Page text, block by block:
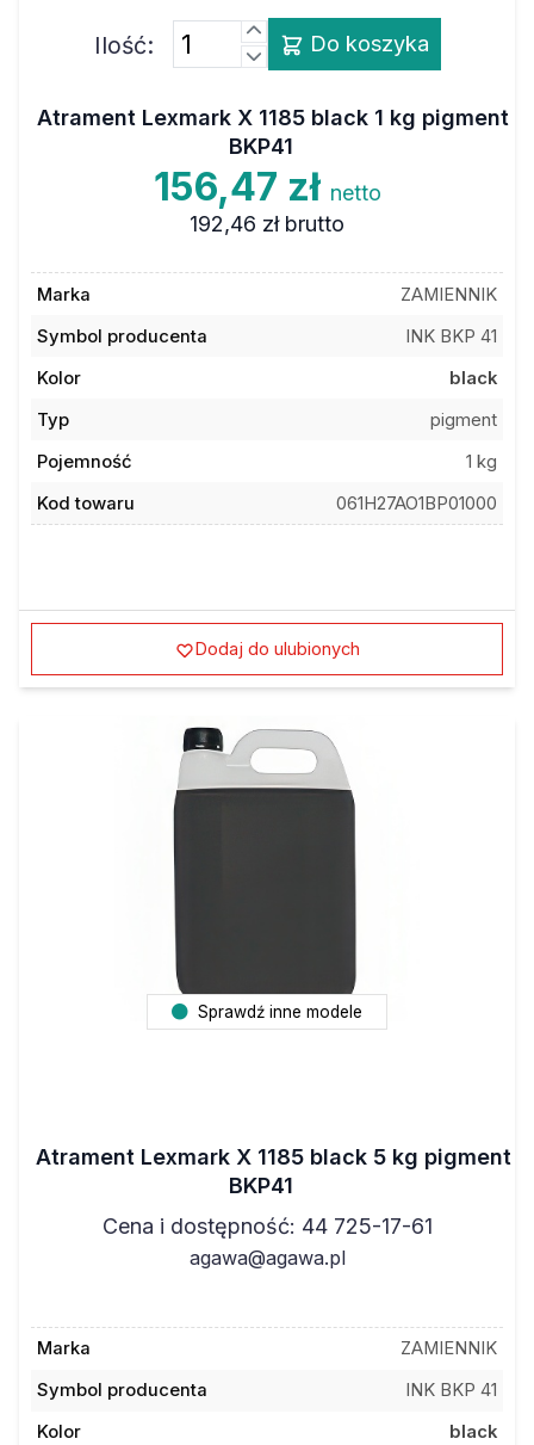
Ilość: Do koszyka
Atrament Lexmark X 1185 black 1 kg pigment
BKP41
156,47 zł netto
192,46 zł brutto
Marka
ZAMIENNIK
Symbol producenta
INK BKP 41
Kolor
black
Typ
pigment
Pojemność
1 kg
Kod towaru
061H27AO1BP01000
Dodaj do ulubionych
Sprawdź inne modele
Atrament Lexmark X 1185 black 5 kg pigment
BKP41
Cena i dostępność: 44 725-17-61
agawa@agawa.pl
Marka
ZAMIENNIK
Symbol producenta
INK BKP 41
Kolor
black